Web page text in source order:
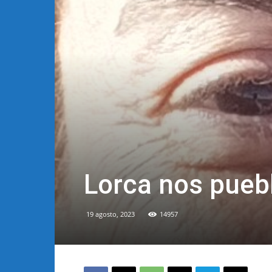
Lorca nos
19 agosto, 2023 14957